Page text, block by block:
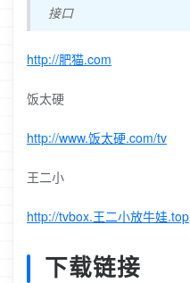
接口
http://肥猫.com
饭太硬
http://www.饭太硬.com/tv
王二小
http://tvbox.王二小放牛娃.top
下载链接